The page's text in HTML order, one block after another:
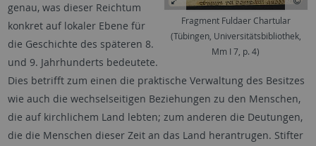
Fragment Fuldaer Chartular
(Tübingen, Universitätsbibliothek,
Mm I 7, p. 4)
genau, was dieser Reichtum
konkret auf lokaler Ebene für
die Geschichte des späteren 8.
und 9. Jahrhunderts bedeutete.
Dies betrifft zum einen die praktische Verwaltung des Besitzes
wie auch die wechselseitigen Beziehungen zu den Menschen,
die auf kirchlichem Land lebten; zum anderen die Deutungen,
die die Menschen dieser Zeit an das Land herantrugen. Stifter